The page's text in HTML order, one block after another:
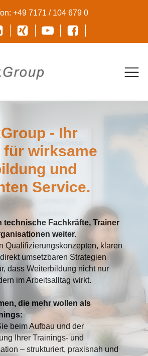
+49 7171 / 104 679 0
- Ihr
für wirksame
und
Service.
technische Fachkräfte, Trainer
weiter.
Qualifizierungskonzepten, klaren
umsetzbaren Strategien
dass Weiterbildung nicht nur
im Arbeitsalltag wirkt.
die mehr wollen als
beim Aufbau und der
Ihrer Trainings- und
– strukturiert, praxisnah und